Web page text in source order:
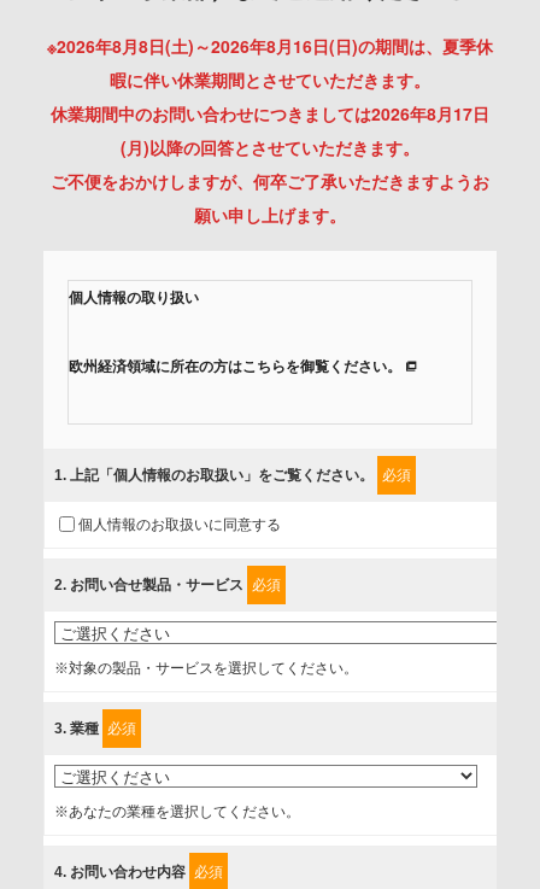
※2026年8月8日(土)～2026年8月16日(日)の期間は、夏季休
暇に伴い休業期間とさせていただきます。
休業期間中のお問い合わせにつきましては2026年8月17日
(月)以降の回答とさせていただきます。
ご不便をおかけしますが、何卒ご了承いただきますようお
願い申し上げます。
個人情報の取り扱い
欧州経済領域に所在の方はこちらを御覧ください。
組みを行っています。
に取扱い、これらで定める範囲内で、サービスの提供やご案
内等のために利用させていただいております。
情報を提供されるお客様（本人）に対して、情報の収集目
的、管理者、提供の有無、情報提供の任意性や権利について
確認し、当社への情報提供がお客様の懸念にならないよう
上げます。
事業者名
1. 上記「個人情報のお取扱い」をご覧ください。 必須
個人情報のお取扱いに同意する
2. お問い合せ製品・サービス 必須
※対象の製品・サービスを選択してください。
3. 業種 必須
※あなたの業種を選択してください。
4. お問い合わせ内容 必須